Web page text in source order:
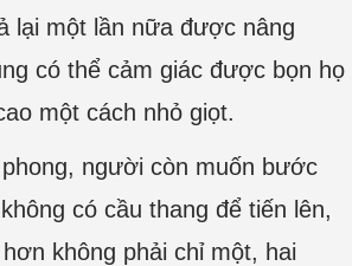
lại một lần nữa được nâng
có thể cảm giác được bọn họ
một cách nhỏ giọt.
người còn muốn bước
có cầu thang để tiến lên,
không phải chỉ một, hai